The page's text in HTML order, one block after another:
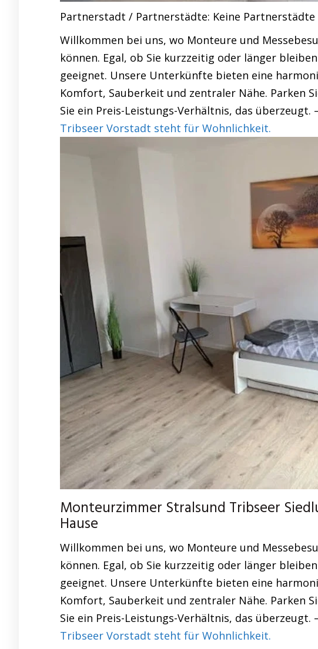
Partnerstadt / Partnerstädte: Keine Partnerstädte
Willkommen bei uns, wo Monteure und
können. Egal, ob Sie kurzzeitig oder länger
geeignet. Unsere Unterkünfte bieten eine
Komfort, Sauberkeit und zentraler Nähe. Parken
Sie ein Preis-Leistungs-Verhältnis, das überzeugt.
Tribseer Vorstadt steht für Wohnlichkeit.
Monteurzimmer Stralsund Tribseer
Hause
Willkommen bei uns, wo Monteure und
können. Egal, ob Sie kurzzeitig oder länger
geeignet. Unsere Unterkünfte bieten eine
Komfort, Sauberkeit und zentraler Nähe. Parken
Sie ein Preis-Leistungs-Verhältnis, das überzeugt.
Tribseer Vorstadt steht für Wohnlichkeit.